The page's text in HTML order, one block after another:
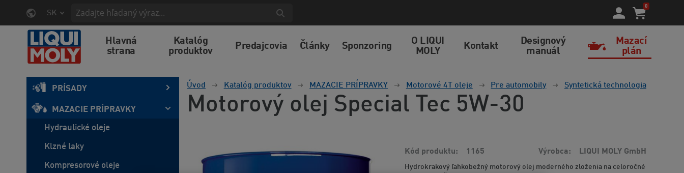
SK
0
Hlavná
strana
Katalóg
produktov
Predajcovia Články Sponzoring
O LIQUI
MOLY
Kontakt
Designový
manuál
Mazací
plán
PRÍSADY
MAZACIE PRÍPRAVKY
Hydraulické oleje
Klzné laky
Kompresorové oleje
Úvod Katalóg produktov MAZACIE PRÍPRAVKY Motorové 4T oleje Pre automobily Syntetická technologia
Motorový olej Special Tec 5W-30
Kód produktu 1165 Výrobca LIQUI MOLY GmbH
Hydrokrakový ľahkobežný motorový olej moderného zloženia na celoročné